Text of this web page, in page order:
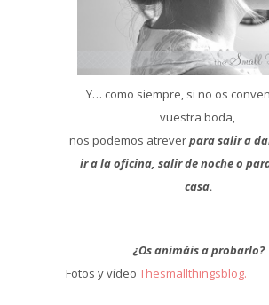
Y… como siempre, si no os
vuestra boda,
nos podemos atreverpara salir a
ir a la oficina, salir de noche o
casa.
¿Os animáis a probarlo?
Fotos y vídeo Thesmallthingsblog.